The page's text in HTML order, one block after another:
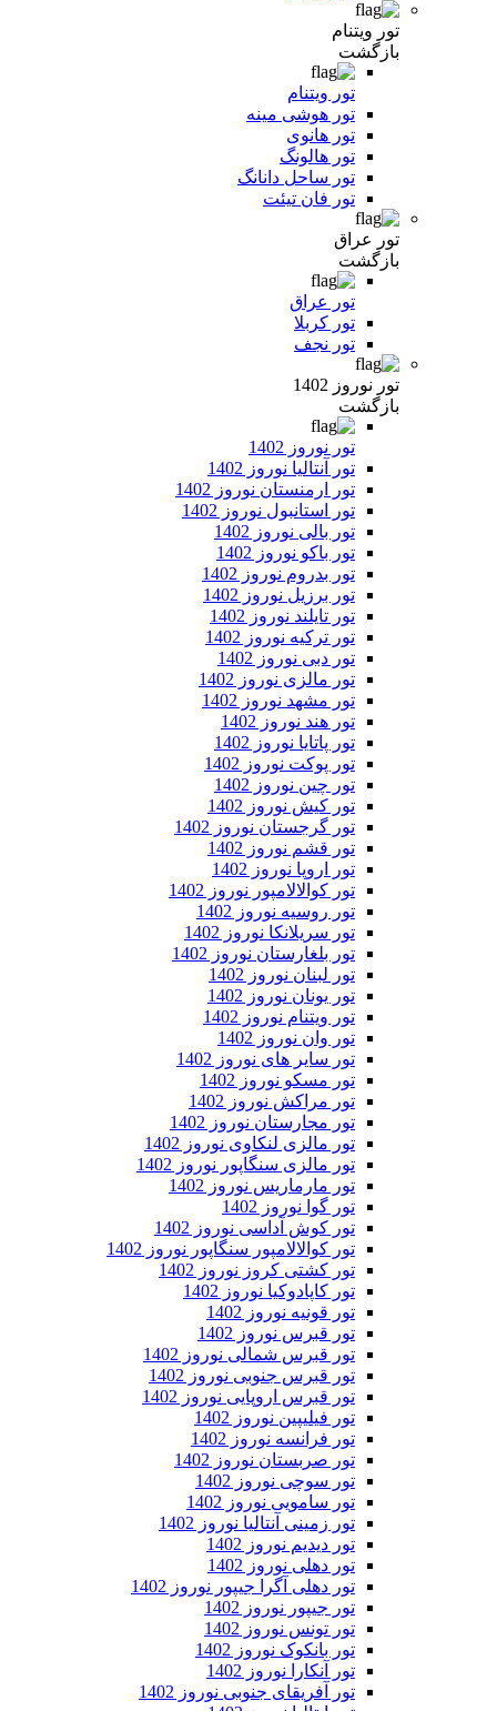
تور ویتنام
بازگشت
تور ویتنام
تور هوشی مینه
تور هانوی
تور هالونگ
تور ساحل دانانگ
تور فان تیئت
تور عراق
بازگشت
تور عراق
تور کربلا
تور نجف
تور نوروز 1402
بازگشت
تور نوروز 1402
تور آنتالیا نوروز 1402
تور ارمنستان نوروز 1402
تور استانبول نوروز 1402
تور بالی نوروز 1402
تور باکو نوروز 1402
تور بدروم نوروز 1402
تور برزیل نوروز 1402
تور تایلند نوروز 1402
تور ترکیه نوروز 1402
تور دبی نوروز 1402
تور مالزی نوروز 1402
تور مشهد نوروز 1402
تور هند نوروز 1402
تور پاتایا نوروز 1402
تور پوکت نوروز 1402
تور چین نوروز 1402
تور کیش نوروز 1402
تور گرجستان نوروز 1402
تور قشم نوروز 1402
تور اروپا نوروز 1402
تور کوالالامپور نوروز 1402
تور روسیه نوروز 1402
تور سریلانکا نوروز 1402
تور بلغارستان نوروز 1402
تور لبنان نوروز 1402
تور یونان نوروز 1402
تور ویتنام نوروز 1402
تور وان نوروز 1402
تور سایر های نوروز 1402
تور مسکو نوروز 1402
تور مراکش نوروز 1402
تور مجارستان نوروز 1402
تور مالزی لنکاوی نوروز 1402
تور مالزی سنگاپور نوروز 1402
تور مارماریس نوروز 1402
تور گوا نوروز 1402
تور کوش آداسی نوروز 1402
تور کوالالامپور سنگاپور نوروز 1402
تور کشتی کروز نوروز 1402
تور کاپادوکیا نوروز 1402
تور قونیه نوروز 1402
تور قبرس نوروز 1402
تور قبرس شمالی نوروز 1402
تور قبرس جنوبی نوروز 1402
تور قبرس اروپایی نوروز 1402
تور فیلیپین نوروز 1402
تور فرانسه نوروز 1402
تور صربستان نوروز 1402
تور سوچی نوروز 1402
تور سامویی نوروز 1402
تور زمینی آنتالیا نوروز 1402
تور دیدیم نوروز 1402
تور دهلی نوروز 1402
تور دهلی آگرا جیپور نوروز 1402
تور جیپور نوروز 1402
تور تونس نوروز 1402
تور بانکوک نوروز 1402
تور آنکارا نوروز 1402
تور آفریقای جنوبی نوروز 1402